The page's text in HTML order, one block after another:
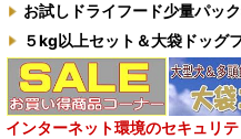
M.Y Forest推奨品
フォルツァ10犬キャンペーン
一口笑 Ikkosho
お試しドライフード少量パッ
５kg以上セット＆大袋ドッグ
インターネット環境のセキュリ